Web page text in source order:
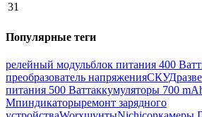
31
Популярные теги
релейный модульблок питания 400 Ватт
преобразователь напряженияСКУД
питания 500 Ваттаккумуляторы 700
Мпиндикаторыремонт зарядного